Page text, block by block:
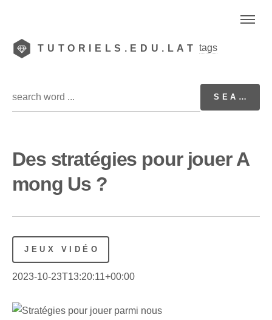
TUTORIELS.EDU.LAT tags
Des stratégies pour jouer A
mong Us ?
JEUX VIDÉO
2023-10-23T13:20:11+00:00